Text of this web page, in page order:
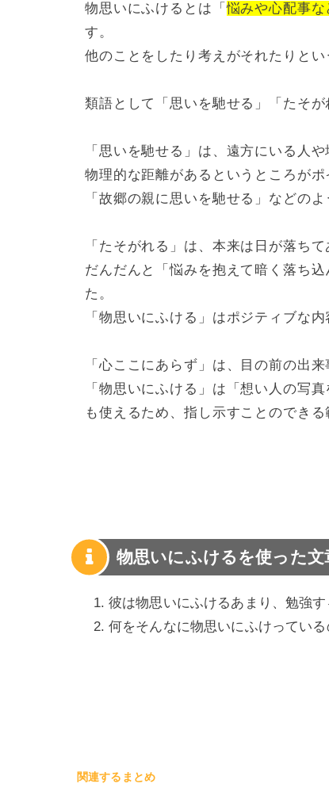
物思いにふけるとは「悩みや心配事
す。
他のことをしたり考えがそれたりと
類語として「思いを馳せる」「たそ
「思いを馳せる」は、遠方にいる人
物理的な距離があるというところがポ
「故郷の親に思いを馳せる」などのよ
「たそがれる」は、本来は日が落ち
だんだんと「悩みを抱えて暗く落ち
た。
「物思いにふける」はポジティブな
「心ここにあらず」は、目の前の出
「物思いにふける」は「想い人の写
も使えるため、指し示すことのできる
物思いにふけるを使った文
彼は物思いにふけるあまり、勉強
何をそんなに物思いにふけってい
関連するまとめ